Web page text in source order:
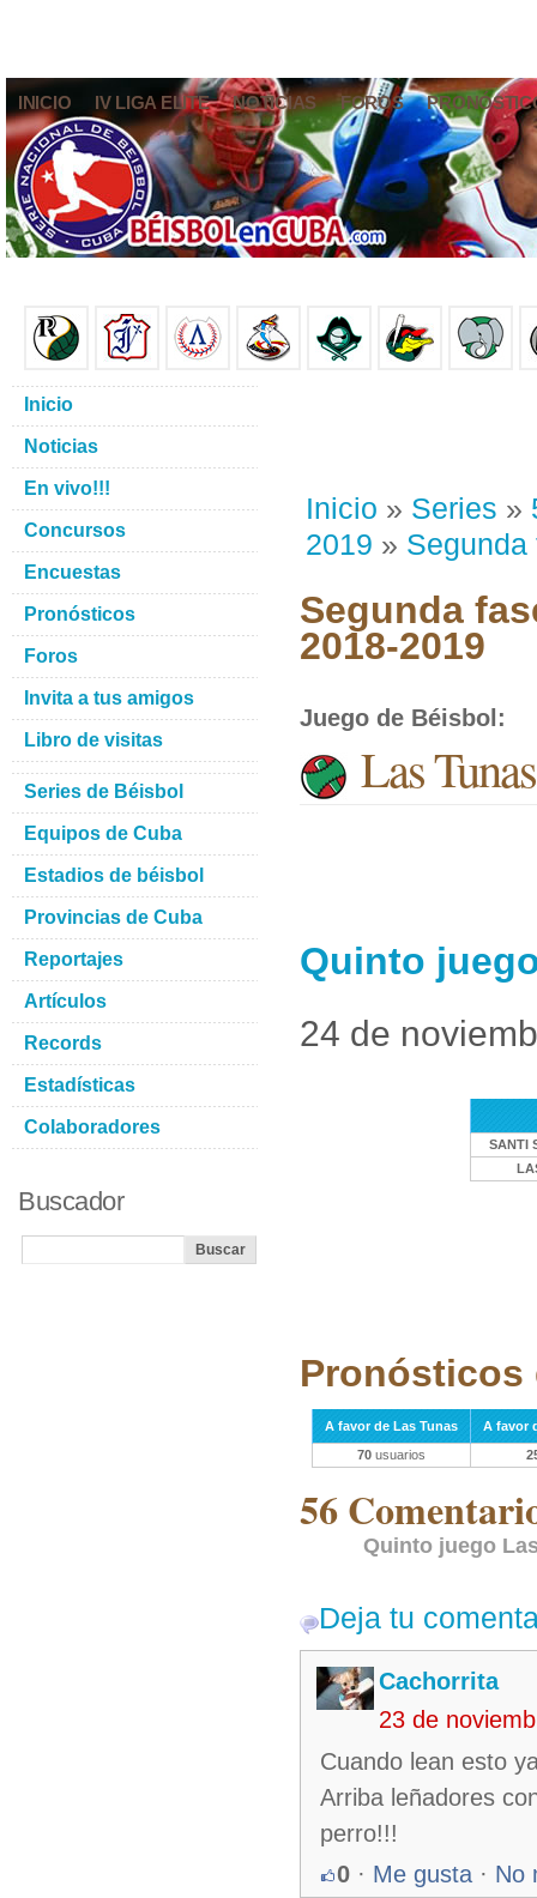
INICIO IV LIGA ELITE NOTICIAS FOROS
Inicio » Series »
2019 » Segunda
Segunda
2018-2019
Juego de Béisbol :
Las
Quinto
24 de
SANTI
Pronósticos
A favor de Las Tunas
A favor
70 usuarios
56
Quinto juego
Deja tu
Cachorrita
23 de
Cuando lean esto
Arriba leñadores
perro!!!
0 · Me gusta · No
Inicio
Noticias
En vivo!!!
Concursos
Encuestas
Pronósticos
Foros
Invita a tus amigos
Libro de visitas
Series de Béisbol
Equipos de Cuba
Estadios de béisbol
Provincias de Cuba
Reportajes
Artículos
Records
Estadísticas
Colaboradores
Buscador